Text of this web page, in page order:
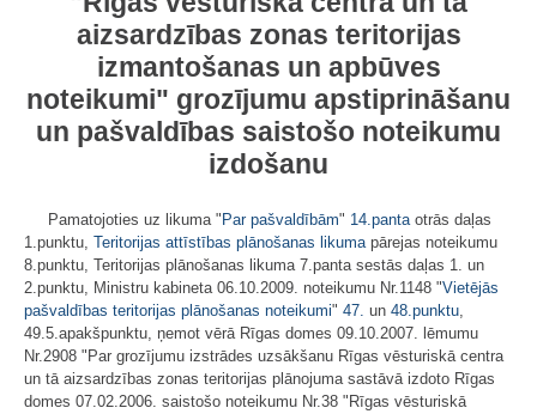
aizsardzības zonas teritorijas
izmantošanas un apbūves
noteikumi" grozījumu apstiprināšanu
un pašvaldības saistošo noteikumu
izdošanu
Pamatojoties uz likuma " Par pašvaldībām" 14.pantaotrās daļas
1.punktu, Teritorijas attīstības plānošanas likumapārejas noteikumu
8.punktu, Teritorijas plānošanas likuma 7.panta sestās daļas 1. un
2.punktu, Ministru kabineta 06.10.2009. noteikumu Nr.1148 "Vietējās
pašvaldības teritorijas plānošanas noteikumi" 47. un 48.punktu,
49.5.apakšpunktu, ņemot vērā Rīgas domes 09.10.2007. lēmumu
Nr.2908 "Par grozījumu izstrādes uzsākšanu Rīgas vēsturiskā centra
un tā aizsardzības zonas teritorijas plānojuma sastāvā izdoto Rīgas
domes 07.02.2006. saistošo noteikumu Nr.38 "Rīgas vēsturiskā